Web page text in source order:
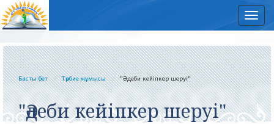
Басты бет Тәрбие жұмысы "Әдеби кейіпкер шеруі"
"Әдеби кейіпкер шеруі"